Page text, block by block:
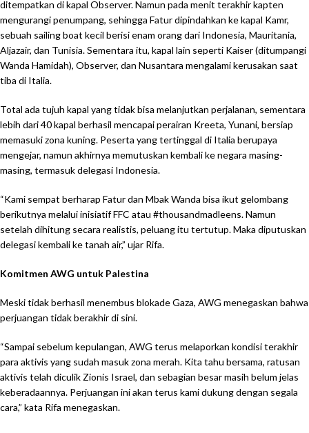
ditempatkan di kapal Observer. Namun pada menit terakhir kapten
mengurangi penumpang, sehingga Fatur dipindahkan ke kapal Kamr,
sebuah sailing boat kecil berisi enam orang dari Indonesia, Mauritania,
Aljazair, dan Tunisia. Sementara itu, kapal lain seperti Kaiser (ditumpangi
Wanda Hamidah), Observer, dan Nusantara mengalami kerusakan saat
tiba di Italia.
Total ada tujuh kapal yang tidak bisa melanjutkan perjalanan, sementara
lebih dari 40 kapal berhasil mencapai perairan Kreeta, Yunani, bersiap
memasuki zona kuning. Peserta yang tertinggal di Italia berupaya
mengejar, namun akhirnya memutuskan kembali ke negara masing-
masing, termasuk delegasi Indonesia.
“Kami sempat berharap Fatur dan Mbak Wanda bisa ikut gelombang
berikutnya melalui inisiatif FFC atau #thousandmadleens. Namun
setelah dihitung secara realistis, peluang itu tertutup. Maka diputuskan
delegasi kembali ke tanah air,” ujar Rifa.
Komitmen AWG untuk Palestina
Meski tidak berhasil menembus blokade Gaza, AWG menegaskan bahwa
perjuangan tidak berakhir di sini.
“Sampai sebelum kepulangan, AWG terus melaporkan kondisi terakhir
para aktivis yang sudah masuk zona merah. Kita tahu bersama, ratusan
aktivis telah diculik Zionis Israel, dan sebagian besar masih belum jelas
keberadaannya. Perjuangan ini akan terus kami dukung dengan segala
cara,” kata Rifa menegaskan.